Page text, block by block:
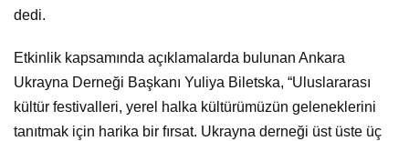
dedi.
Etkinlik kapsamında açıklamalarda bulunan Ankara
Ukrayna Derneği Başkanı Yuliya Biletska, “Uluslararası
kültür festivalleri, yerel halka kültürümüzün geleneklerini
tanıtmak için harika bir fırsat. Ukrayna derneği üst üste üç